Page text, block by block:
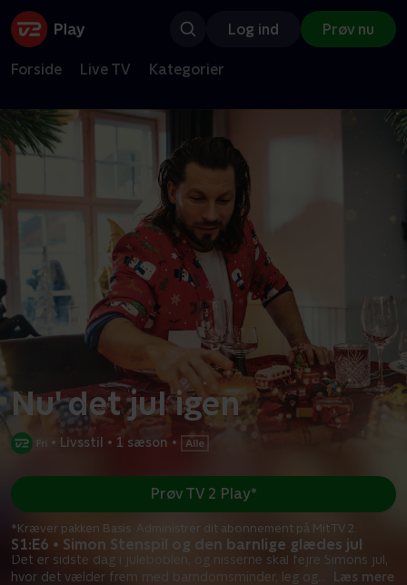
Log ind Prøv nu
Forside Live TV Kategorier
Nu' det jul igen
• Livsstil • 1 sæson •
S1:E6 • Simon Stenspil og den barnlige glædes jul
Det er sidste dag i juleboblen, og nisserne skal fejre Simons jul,
hvor det vælder frem med barndomsminder, leg og
Læs mere
Prøv TV 2 Play*
*Kræver pakken Basis. Administrer dit abonnement på Mit TV 2.